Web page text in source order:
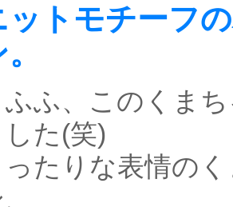
ットモチーフ
ふふ、このくま
した(笑)
ったりな表情の